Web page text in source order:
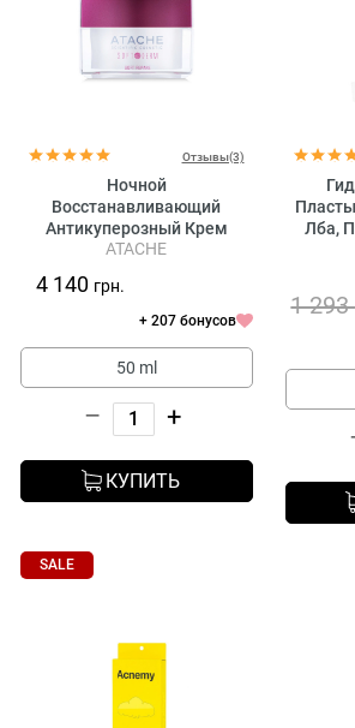
Отзывы(3)
Ночной
Восстанавливающий
Антикуперозный Крем
ATACHE Soft Derm Soft
ATACHE
4 140 грн.
+ 207 бонусов
50 ml
– +
КУПИТЬ
Лба,
1 293
SALE